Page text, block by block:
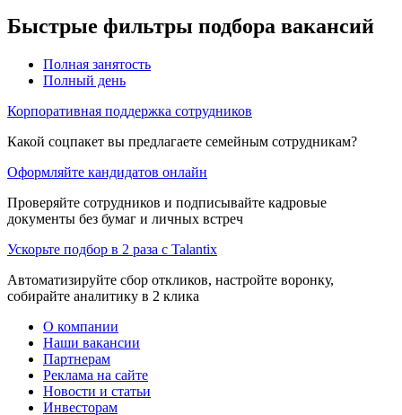
Быстрые фильтры подбора вакансий
Полная занятость
Полный день
Корпоративная поддержка сотрудников
Какой соцпакет вы предлагаете семейным сотрудникам?
Оформляйте кандидатов онлайн
Проверяйте сотрудников и подписывайте кадровые
документы без бумаг и личных встреч
Ускорьте подбор в 2 раза с Talantix
Автоматизируйте сбор откликов, настройте воронку,
собирайте аналитику в 2 клика
О компании
Наши вакансии
Партнерам
Реклама на сайте
Новости и статьи
Инвесторам